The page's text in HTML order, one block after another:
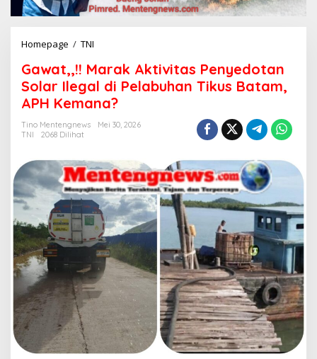
Homepage / TNI
w
a
t
,
M
a
r
a
k
A
k
t
i
v
i
t
Gawat,,!! Marak Aktivitas Penyedotan
Solar Ilegal di Pelabuhan Tikus Batam,
APH Kemana?
Tino Mentengnews
Mei 30, 2026
TNI
2068 Dilihat